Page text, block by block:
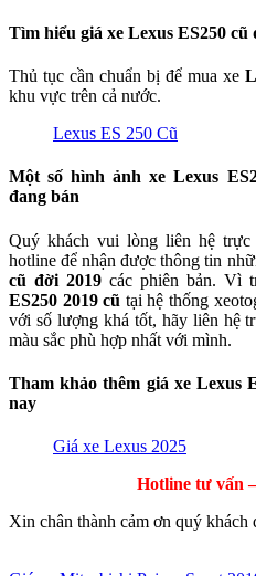
Tìm hiểu giá xe Lexus ES250
Thủ tục cần chuẩn bị để mua xe
khu vực trên cả nước.
Lexus ES 250 Cũ
Một số hình ảnh xe Lexus
đang bán
Quý khách vui lòng liên hệ
hotline để nhận được thông tin
cũ đời 2019 các phiên bản. Vì
ES250 2019 cũ tại hệ thống
với số lượng khá tốt, hãy liên hệ
màu sắc phù hợp nhất với mình.
Tham khảo thêm giá xe Lexus
nay
Giá xe Lexus 2025
Hotline tư vấn
Xin chân thành cảm ơn quý khách